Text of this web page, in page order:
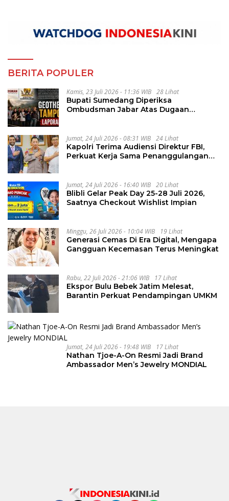
BERITA POPULER
Kamis, 23 Juli 2026 - 11:36 WIB 28 Lihat
Bupati Sumedang Diperiksa
Ombudsman Jabar Atas Dugaan
Jumat, 24 Juli 2026 - 08:31 WIB 24 Lihat
Kapolri Terima Audiensi Direktur FBI,
Perkuat Kerja Sama Penanggulangan
Jumat, 24 Juli 2026 - 16:40 WIB 20 Lihat
Blibli Gelar Peak Day 25-28 Juli 2026,
Saatnya Checkout Wishlist Impian
Minggu, 26 Juli 2026 - 10:04 WIB 19 Lihat
Generasi Cemas Di Era Digital, Mengapa
Gangguan Kecemasan Terus Meningkat
Rabu, 22 Juli 2026 - 21:06 WIB 17 Lihat
Ekspor Bulu Bebek Jatim Melesat,
Barantin Perkuat Pendampingan UMKM
Jumat, 24 Juli 2026 - 19:48 WIB 17 Lihat
Nathan Tjoe-A-On Resmi Jadi Brand
Ambassador Men’s Jewelry MONDIAL